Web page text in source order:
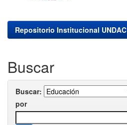
Repositorio Institucional UNDAC
Buscar
Buscar:
por